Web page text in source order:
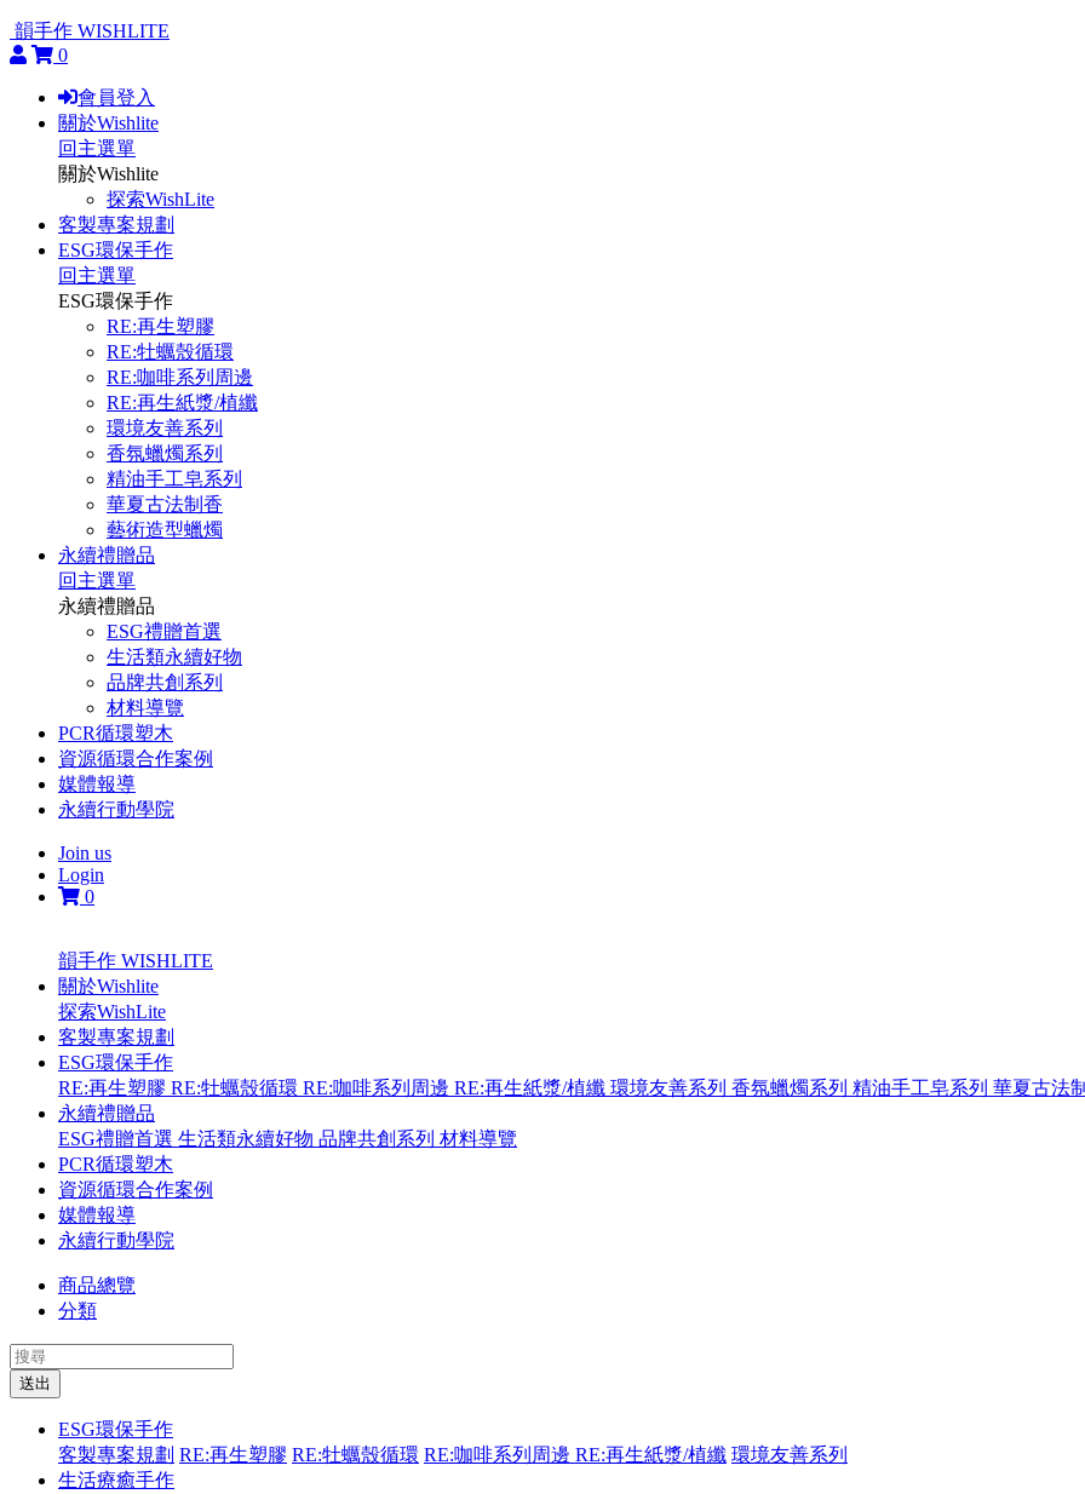
韻手作 WISHLITE
0
會員登入
關於Wishlite
回主選單
關於Wishlite
探索WishLite
客製專案規劃
ESG環保手作
回主選單
ESG環保手作
RE:再生塑膠
RE:牡蠣殼循環
RE:咖啡系列周邊
RE:再生紙漿/植纖
環境友善系列
香氛蠟燭系列
精油手工皂系列
華夏古法制香
藝術造型蠟燭
永續禮贈品
回主選單
永續禮贈品
ESG禮贈首選
生活類永續好物
品牌共創系列
材料導覽
PCR循環塑木
資源循環合作案例
媒體報導
永續行動學院
Join us
Login
0
韻手作 WISHLITE
關於Wishlite
探索WishLite
客製專案規劃
ESG環保手作
RE:再生塑膠 RE:牡蠣殼循環 RE:咖啡系列周邊 RE:再生紙漿/植纖 環境友善系列 香氛蠟燭系列 精油手工皂系列 華夏古法
永續禮贈品
ESG禮贈首選 生活類永續好物 品牌共創系列 材料導覽
PCR循環塑木
資源循環合作案例
媒體報導
永續行動學院
商品總覽
分類
送出
ESG環保手作
客製專案規劃 RE:再生塑膠 RE:牡蠣殼循環 RE:咖啡系列周邊 RE:再生紙漿/植纖 環境友善系列
生活療癒手作